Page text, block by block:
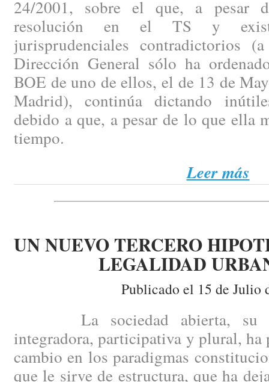
24/2001, sobre el que, a pesar
resolución en el TS y existir
jurisprudenciales contradictorios
Dirección General sólo ha
BOE de uno de ellos, el de 13 de
Madrid), continúa dictando
debido a que, a pesar de lo que ella
tiempo.
Leer más
UN NUEVO TERCERO
LEGALIDAD
Publicado el 15 de Julio
La sociedad abierta, su
integradora, participativa y plural, ha
cambio en los paradigmas
que le sirve de estructura, que ha